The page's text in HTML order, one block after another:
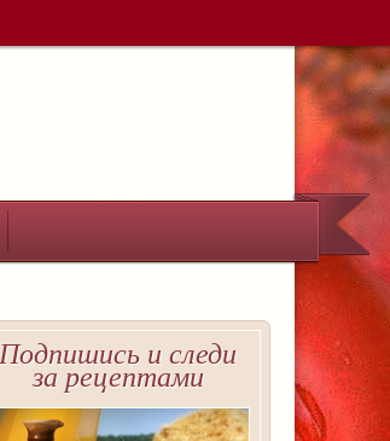
Подпишись и следи
за рецептами